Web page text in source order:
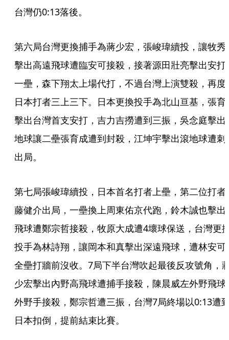
台灣仍0:13落後。
第六局台灣更換捕手為蔣少宏，張峻瑋續投，讓牧秀
擊出高遠飛球遭臨安可接殺，接著源田壯亮擊出安打
一壘，森下翔太上場代打，不過台灣上演雙殺，再度
日本打者三上三下。日本更換投手為北山亘基，張育
擊出台灣首支安打，吉力吉撈遭到三振，吳念庭擊出
地球讓二壘張育成遭到封殺，江坤宇擊出滾地球遭刺
出局。
第七局張峻瑋續投，日本首名打者上壘，第二位打者
藤健介出局，一壘換上周東佑京代跑，鈴木誠也擊出
飛球遭鄭宗哲接殺，牧原大成遭4壞球保送，台灣更
投手為林詩翔，讓岡本和真擊出深遠飛球，遭林安可
全壘打牆前沒收。7局下半台灣吹起最後反攻號角，
少宏擊出內野高飛球遭捕手接殺，陳晨威左外野飛球
外野手接殺，鄭宗哲遭三振，台灣7局終場以0:13遭
日本扣倒，提前結束比賽。